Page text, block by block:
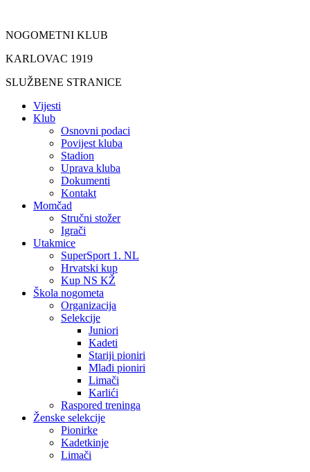
sadržaj
NOGOMETNI KLUB
KARLOVAC 1919
SLUŽBENE STRANICE
Vijesti
Klub
Osnovni podaci
Povijest kluba
Stadion
Uprava kluba
Dokumenti
Kontakt
Momčad
Stručni stožer
Igrači
Utakmice
SuperSport 1. NL
Hrvatski kup
Kup NS KŽ
Škola nogometa
Organizacija
Selekcije
Juniori
Kadeti
Stariji pioniri
Mlađi pioniri
Limači
Karlići
Raspored treninga
Ženske selekcije
Pionirke
Kadetkinje
Limači